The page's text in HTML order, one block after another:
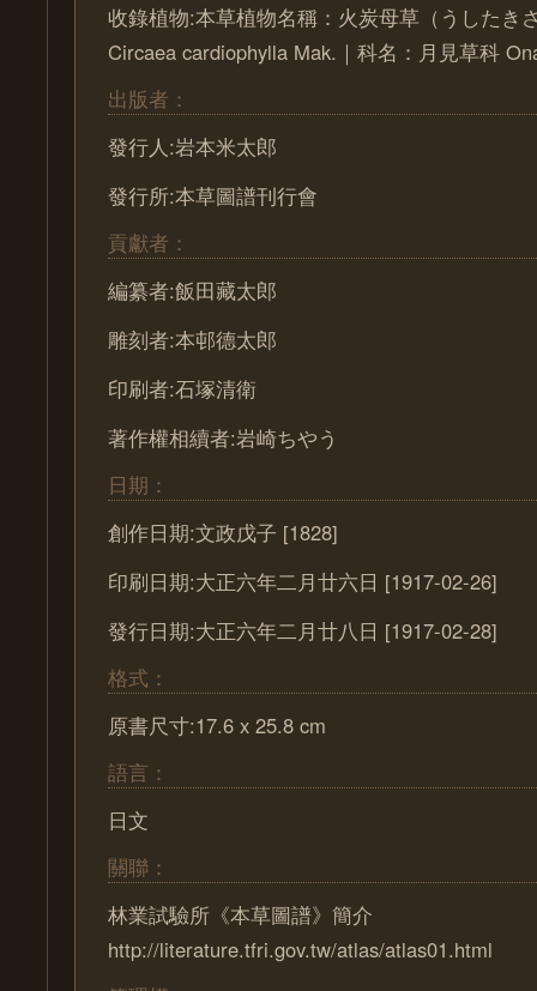
收錄植物:本草植物名稱：火炭母草（うしたき
Circaea cardiophylla Mak.｜科名：月見草科
出版者：
發行人:岩本米太郎
發行所:本草圖譜刊行會
貢獻者：
編纂者:飯田藏太郎
雕刻者:本邨德太郎
印刷者:石塚清衛
著作權相續者:岩崎ちやう
日期：
創作日期:文政戊子 [1828]
印刷日期:大正六年二月廿六日 [1917-02-26]
發行日期:大正六年二月廿八日 [1917-02-28]
格式：
原書尺寸:17.6 x 25.8 cm
語言：
日文
關聯：
林業試驗所《本草圖譜》簡介
http://literature.tfri.gov.tw/atlas/atlas01.html